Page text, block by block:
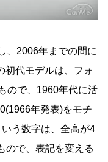
、2006年までの間に
初代モデルは、フォ
ので、1960年代に活
年発表)をモチ
う数字は、全高が4
ので、表記を変える